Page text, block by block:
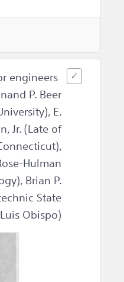
engineers
P. Beer
E.
Jr. (Late of
Hulman
Brian P.
State
Obispo).